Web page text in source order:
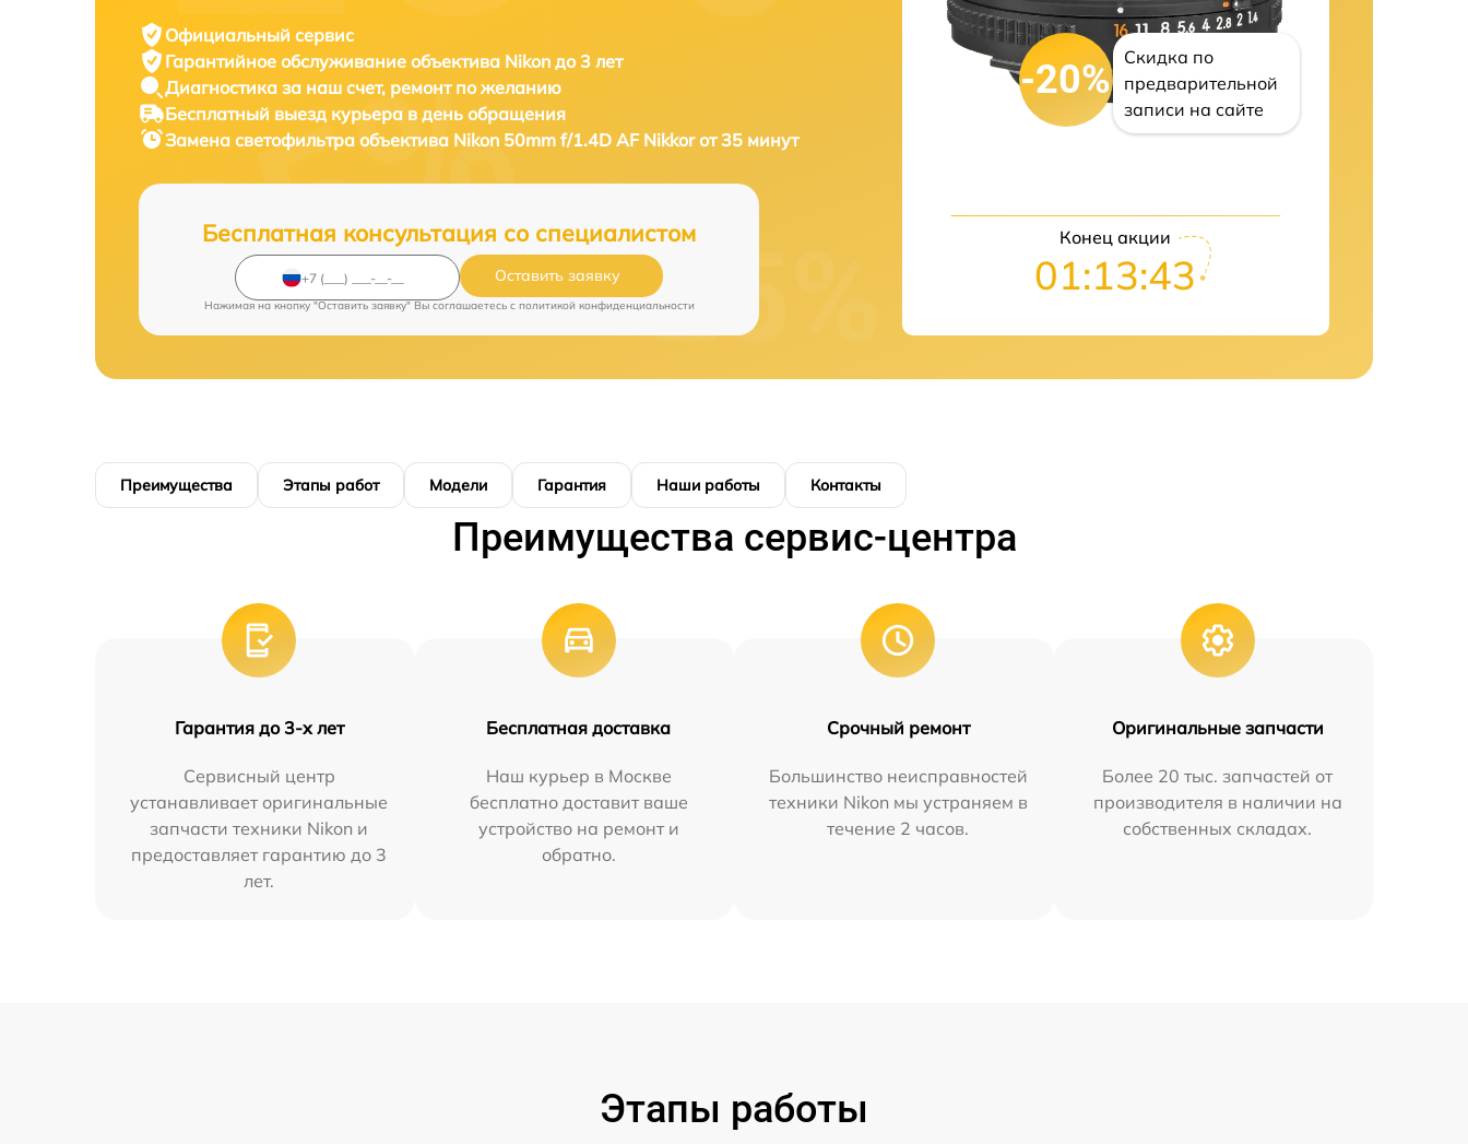
Официальный сервис
Гарантийное обслуживание объектива Nikon до 3 лет
Диагностика за наш счет, ремонт по желанию
Бесплатный выезд курьера в день обращения
Замена светофильтра объектива Nikon 50mm f/1.4D AF Nikkor от 35 минут
Бесплатная консультация со специалистом
Оставить заявку
Нажимая на кнопку "Оставить заявку" Вы соглашаетесь c политикой конфиденциальности
-20%
Скидка по
предварительной
записи на сайте
Конец акции
01:13:41
Преимущества Этапы работ Модели Гарантия Наши работы Контакты
Преимущества сервис-центра
Гарантия до 3-х лет
Сервисный центр
устанавливает оригинальные
запчасти техники Nikon и
предоставляет гарантию до 3
лет.
Бесплатная доставка
Наш курьер в Москве
бесплатно доставит ваше
устройство на ремонт и
обратно.
Срочный ремонт
Большинство неисправностей
техники Nikon мы устраняем в
течение 2 часов.
Оригинальные запчасти
Более 20 тыс. запчастей от
производителя в наличии на
собственных складах.
Этапы работы